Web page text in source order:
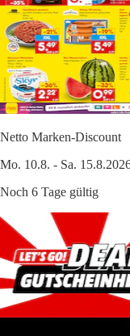
Netto Marken-Discount
Mo. 10.8. - Sa.
Noch 6 Tage gültig